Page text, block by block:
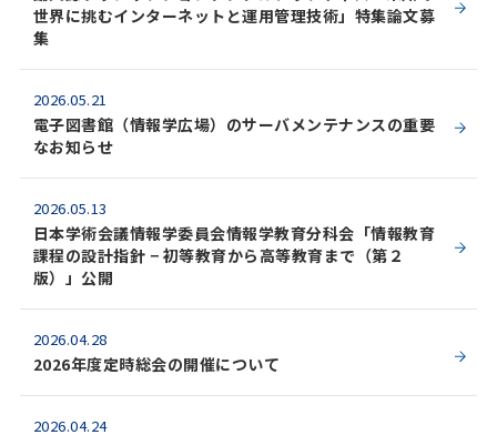
世界に挑むインターネットと運用管理技術」特集論文募
集
2026.05.21
電子図書館（情報学広場）のサーバメンテナンスの重要
なお知らせ
2026.05.13
日本学術会議情報学委員会情報学教育分科会「情報教育
課程の設計指針 − 初等教育から高等教育まで（第２
版）」公開
2026.04.28
2026年度定時総会の開催について
2026.04.24